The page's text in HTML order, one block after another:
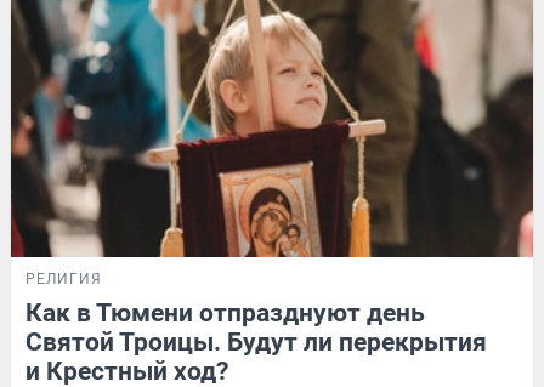
РЕЛИГИЯ
Как в Тюмени отпразднуют день
Святой Троицы. Будут ли перекрытия
и Крестный ход?